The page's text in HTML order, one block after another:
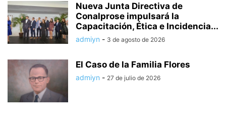
Nueva Junta Directiva de
Conalprose impulsará la
Capacitación, Ética e Incidencia...
admiyn - 3 de agosto de 2026
El Caso de la Familia Flores
admiyn - 27 de julio de 2026